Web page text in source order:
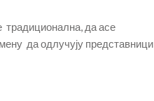
традиционална, да асе
да одлучују представници